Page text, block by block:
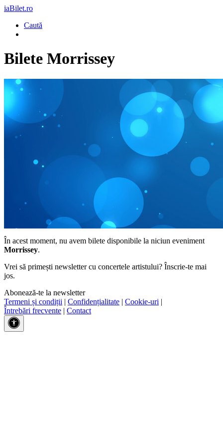
iaBilet.ro
Caută
Bilete Morrissey
În acest moment, nu avem bilete disponibile la niciun eveniment
Morrissey.
Vrei să primești newsletter cu concertele artistului? Înscrie-te mai
jos.
Abonează-te la newsletter
Termeni și condiții | Confidențialitate | Cookie-uri |
Întrebări frecvente | Contact